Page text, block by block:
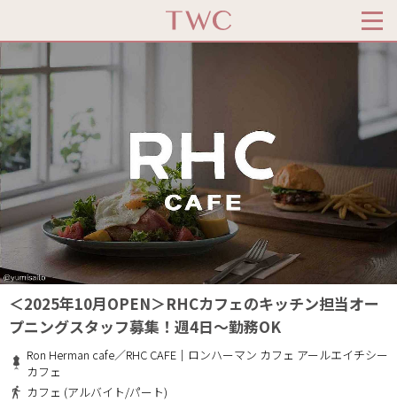
＜2025年10月OPEN＞RHCカフェのキッチン担当オー
プニングスタッフ募集！週4日～勤務OK
Ron Herman cafe／RHC CAFE｜ロンハーマン カフェ アールエイチシー
カフェ
カフェ (アルバイト/パート)